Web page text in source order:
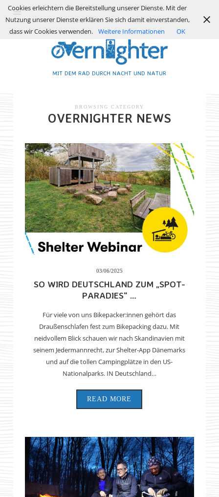
MIT DEM RAD DURCH NACHT UND NATUR
BROWSING CATEGORY
OVERNIGHTER NEWS
03/06/2025
SO WIRD DEUTSCHLAND ZUM „SPOT-
PARADIES“ …
Für viele von uns Bikepacker:innen gehört das
Draußenschlafen fest zum Bikepacking dazu. Mit
neidvollem Blick schauen wir nach Skandinavien mit
seinem Jedermannrecht, zur Shelter-App Dänemarks
und auf die tollen Campingplätze in den US-
Nationalparks. IN Deutschland…
READ MORE
Cookies erleichtern die Bereitstellung unserer Dienste. Mit der
Nutzung unserer Dienste erklären Sie sich damit einverstanden,
dass wir Cookies verwenden.
Weitere Informationen OK